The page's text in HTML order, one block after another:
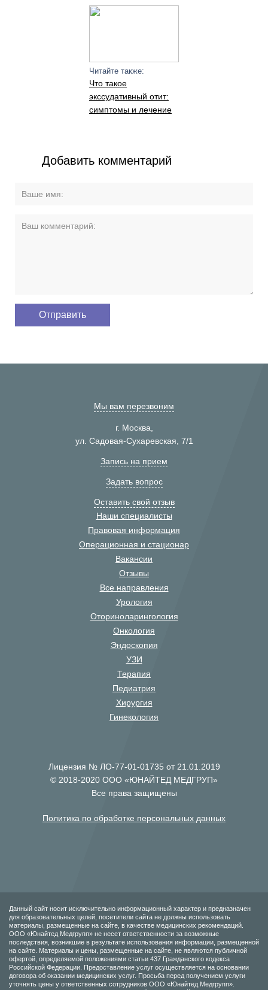
Читайте также:
Что такое
экссудативный отит:
симптомы и лечение
Добавить комментарий
Мы вам перезвоним
г. Москва,
ул. Садовая-Сухаревская, 7/1
Запись на прием
Задать вопрос
Оставить свой отзыв
Наши специалисты
Правовая информация
Операционная и стационар
Вакансии
Отзывы
Все направления
Урология
Оториноларингология
Онкология
Эндоскопия
УЗИ
Терапия
Педиатрия
Хирургия
Гинекология
Лицензия № ЛО-77-01-01735 от 21.01.2019
© 2018-2020 ООО «ЮНАЙТЕД МЕДГРУП»
Все права защищены
Политика по обработке персональных данных
Данный сайт носит исключительно информационный характер и предназначен
для образовательных целей, посетители сайта не должны использовать
материалы, размещенные на сайте, в качестве медицинских рекомендаций.
ООО «Юнайтед Медгрупп» не несет ответственности за возможные
последствия, возникшие в результате использования информации, размещенной
на сайте. Материалы и цены, размещенные на сайте, не являются публичной
офертой, определяемой положениями статьи 437 Гражданского кодекса
Российской Федерации. Предоставление услуг осуществляется на основании
договора об оказании медицинских услуг. Просьба перед получением услуги
уточнять цены у ответственных сотрудников ООО «Юнайтед Медгрупп».